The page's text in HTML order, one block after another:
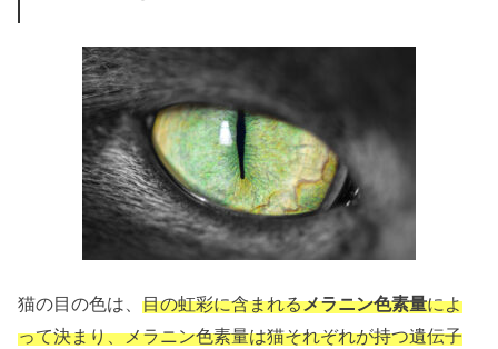
猫の目の色は、目の虹彩に含まれるメラニン色素量によ
って決まり、メラニン色素量は猫それぞれが持つ遺伝子